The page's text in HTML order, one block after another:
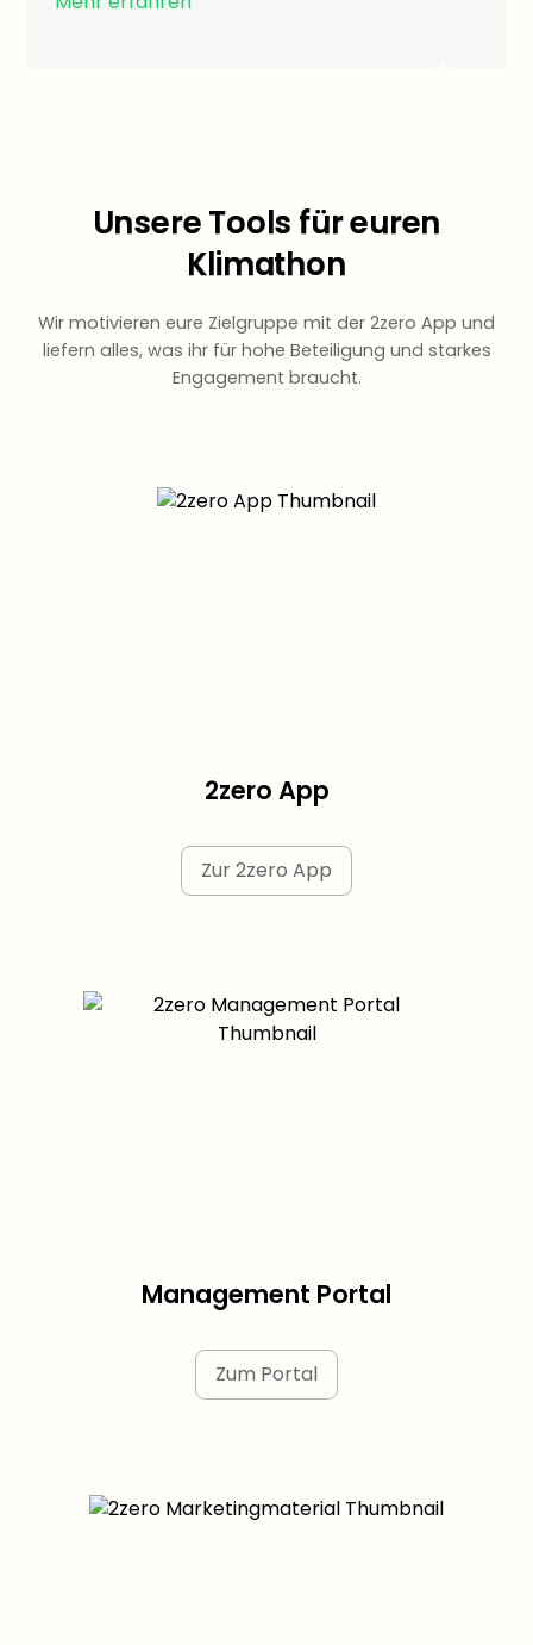
Unsere Tools für euren
Klimathon
Wir motivieren eure Zielgruppe mit der 2zero App und
liefern alles, was ihr für hohe Beteiligung und starkes
Engagement braucht.
2zero App
Zur 2zero App
Management Portal
Zum Portal